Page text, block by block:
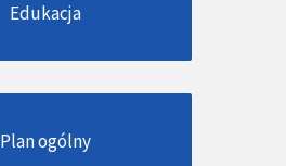
Edukacja
Plan ogólny